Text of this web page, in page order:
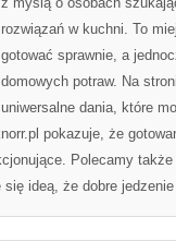
rozwiązań w kuchni. To
gotować sprawnie, a
domowych potraw. Na
uniwersalne dania, które
pokazuje, że
Polecamy
się ideą, że dobre